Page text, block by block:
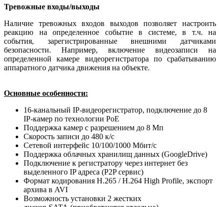
Тревожные входы/выходы
Наличие тревожных входов выходов позволяет настроить
реакцию на определенное событие в системе, в т.ч. на
события, зарегистрированные внешними датчиками
безопасности. Например, включение видеозаписи на
определенной камере видеорегистратора по срабатыванию
аппаратного датчика движения на объекте.
Основные особенности:
16-канальный IP-видеорегистратор, подключение до 8
IP-камер по технологии PoE
Поддержка камер с разрешением до 8 Мп
Скорость записи до 480 к/с
Сетевой интерфейс 10/100/1000 Мбит/c
Поддержка облачных хранилищ данных (GoogleDrive)
Подключение к регистратору через интернет без
выделенного IP адреса (P2P сервис)
Формат кодирования H.265 / H.264 High Profile, экспорт
архива в AVI
Возможность установки 2 жестких